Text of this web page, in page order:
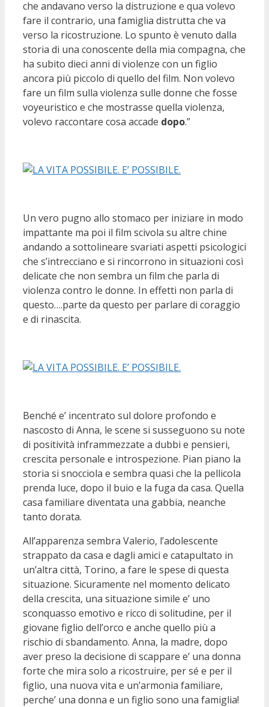
che andavano verso la distruzione e qua volevo
fare il contrario, una famiglia distrutta che va
verso la ricostruzione. Lo spunto è venuto dalla
storia di una conoscente della mia compagna, che
ha subito dieci anni di violenze con un figlio
ancora più piccolo di quello del film. Non volevo
fare un film sulla violenza sulle donne che fosse
voyeuristico e che mostrasse quella violenza,
volevo raccontare cosa accade dopo.”
Un vero pugno allo stomaco per iniziare in modo
impattante ma poi il film scivola su altre chine
andando a sottolineare svariati aspetti psicologici
che s’intrecciano e si rincorrono in situazioni così
delicate che non sembra un film che parla di
violenza contro le donne. In effetti non parla di
questo….parte da questo per parlare di coraggio
e di rinascita.
Benché e’ incentrato sul dolore profondo e
nascosto di Anna, le scene si susseguono su note
di positività inframmezzate a dubbi e pensieri,
crescita personale e introspezione. Pian piano la
storia si snocciola e sembra quasi che la pellicola
prenda luce, dopo il buio e la fuga da casa. Quella
casa familiare diventata una gabbia, neanche
tanto dorata.
All’apparenza sembra Valerio, l’adolescente
strappato da casa e dagli amici e catapultato in
un’altra città, Torino, a fare le spese di questa
situazione. Sicuramente nel momento delicato
della crescita, una situazione simile e’ uno
sconquasso emotivo e ricco di solitudine, per il
giovane figlio dell’orco e anche quello più a
rischio di sbandamento. Anna, la madre, dopo
aver preso la decisione di scappare e’ una donna
forte che mira solo a ricostruire, per sé e per il
figlio, una nuova vita e un’armonia familiare,
perche’ una donna e un figlio sono una famiglia!